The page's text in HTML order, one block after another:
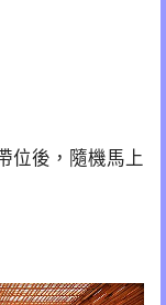
位後，隨機馬上